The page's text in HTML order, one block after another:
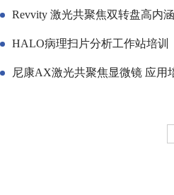
Revvity 激光共聚焦双转盘高内
HALO病理扫片分析工作站培训
尼康AX激光共聚焦显微镜 应用